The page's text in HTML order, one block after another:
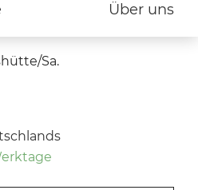
Über uns
Sa.